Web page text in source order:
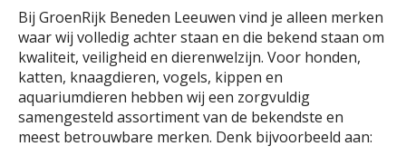
Bij GroenRijk Beneden Leeuwen vind je alleen merken
waar wij volledig achter staan en die bekend staan om
kwaliteit, veiligheid en dierenwelzijn. Voor honden,
katten, knaagdieren, vogels, kippen en
aquariumdieren hebben wij een zorgvuldig
samengesteld assortiment van de bekendste en
meest betrouwbare merken. Denk bijvoorbeeld aan: